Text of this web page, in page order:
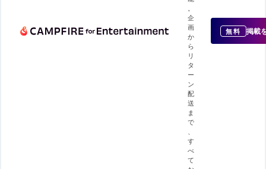
。
企
画
か
ら
リ
タ
ー
ン
配
送
ま
で
、
す
べ
て
無料 掲載